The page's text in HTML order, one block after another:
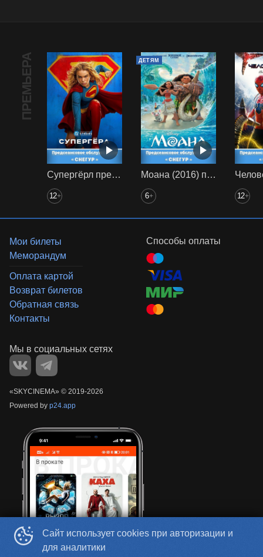
ПРЕМЬЕРА
Супергёрл предс. обсл. Снегур
12+
ДЕТЯМ
Моана (2016) предс. обсл. Снегур
6+ 12+
Сайт использует cookies при авторизации и
для аналитики
Мои билеты
Меморандум
Оплата картой
Возврат билетов
Обратная связь
Контакты
Способы оплаты
«‎SKYCINEMA» © 2019-2026
Powered by p24.app